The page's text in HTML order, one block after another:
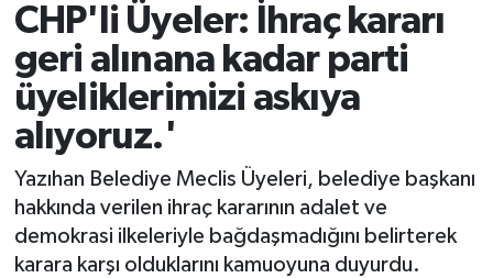
CHP'li Üyeler: İhraç kararı
geri alınana kadar parti
üyeliklerimizi askıya
alıyoruz.'
Yazıhan Belediye Meclis Üyeleri, belediye başkanı
hakkında verilen ihraç kararının adalet ve
demokrasi ilkeleriyle bağdaşmadığını belirterek
karara karşı olduklarını kamuoyuna duyurdu.
Süper Lig Puan Durumu ve Fikstür
Tüm Manşetler
Son Dakika Haberleri
Haber Arşivi